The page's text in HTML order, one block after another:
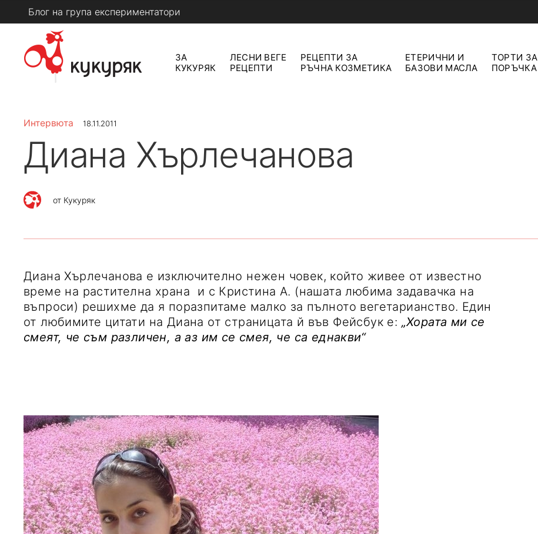
to
Блог на група експериментатори
ЗА
КУКУРЯК
ЛЕСНИ ВЕГЕ
РЕЦЕПТИ
РЕЦЕПТИ ЗА
РЪЧНА КОЗМЕТИКА
ЕТЕРИЧНИ И
БАЗОВИ МАСЛА
ТОРТИ ЗА
ПОРЪЧКА
Интервюта 18.11.2011
Диана Хърлечанова
от Кукуряк
Диана Хърлечанова e изключително нежен човек, който живее от известно
време на растителна храна и с Кристина А. (нашата любима задавачка на
въпроси) решихме да я поразпитаме малко за пълното вегетарианство. Един
от любимите цитати на Диана от страницата й във Фейсбук е: „Хората ми се
смеят, че съм различен, а аз им се смея, че са еднакви“